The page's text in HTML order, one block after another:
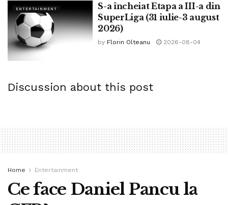
ENTERTAINMENT
S-a încheiat Etapa a III-a din
SuperLiga (31 iulie-3 august
2026)
by Florin Olteanu 2026-08-04
Discussion about this post
Home Entertainment
Ce face Daniel Pancu la